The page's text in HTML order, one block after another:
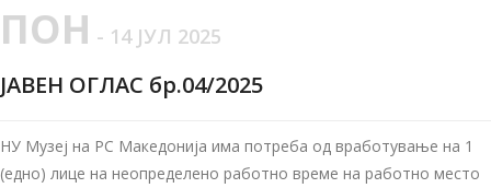
ПОН - 14 ЈУЛ 2025
ЈАВЕН ОГЛАС бр.04/2025
НУ Музеј на РС Македонија има потреба од вработување на 1
(едно) лице на неопределено работно време на работно место